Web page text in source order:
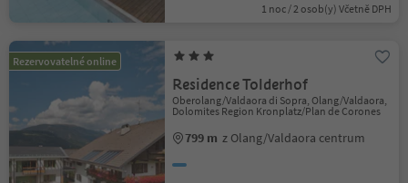
1 noc / 2 osob(y) Včetně DPH
Rezervovatelné online
Residence Tolderhof
Oberolang/Valdaora di Sopra, Olang/Valdaora,
Dolomites Region Kronplatz/Plan de Corones
799 m z Olang/Valdaora centrum